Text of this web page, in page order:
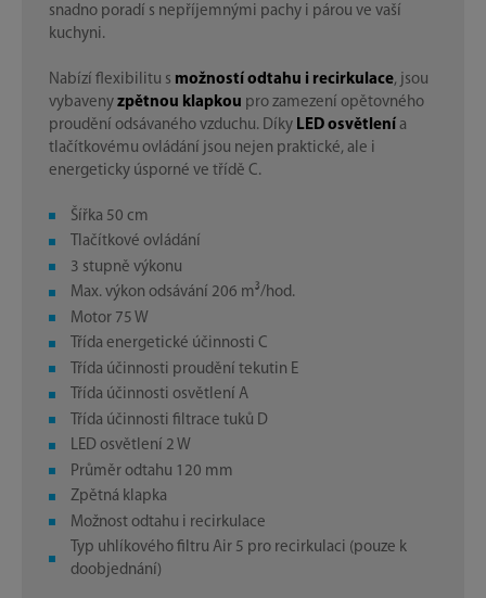
snadno poradí s nepříjemnými pachy i párou ve vaší
kuchyni.
Nabízí flexibilitu s možností odtahu i recirkulace, jsou
vybaveny zpětnou klapkou pro zamezení opětovného
proudění odsávaného vzduchu. Díky LED osvětlení a
tlačítkovému ovládání jsou nejen praktické, ale i
energeticky úsporné ve třídě C.
Šířka 50 cm
Tlačítkové ovládání
3 stupně výkonu
Max. výkon odsávání 206 m³/hod.
Motor 75 W
Třída energetické účinnosti C
Třída účinnosti proudění tekutin E
Třída účinnosti osvětlení A
Třída účinnosti filtrace tuků D
LED osvětlení 2 W
Průměr odtahu 120 mm
Zpětná klapka
Možnost odtahu i recirkulace
Typ uhlíkového filtru Air 5 pro recirkulaci (pouze k
doobjednání)